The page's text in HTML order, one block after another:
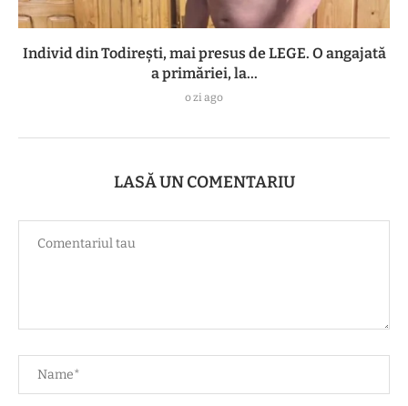
Individ din Todirești, mai presus de LEGE. O angajată
a primăriei, la...
o zi ago
LASĂ UN COMENTARIU